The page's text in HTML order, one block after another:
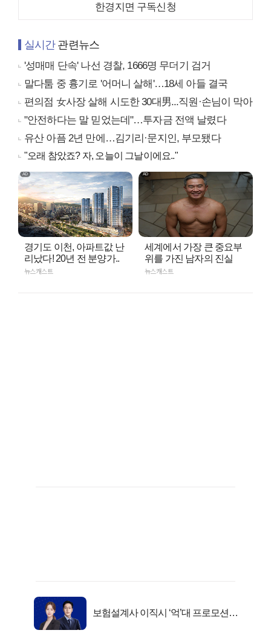
한경지면 구독신청
실시간관련뉴스
'성매매 단속' 나선 경찰, 1666명 무더기 검거
말다툼 중 흉기로 '어머니 살해'…18세 아들 결국
편의점 女사장 살해 시도한 30대男...직원·손님이 막아
"안전하다는 말 믿었는데"…투자금 전액 날렸다
유산 아픔 2년 만에…김기리·문지인, 부모됐다
"오래 참았죠? 자, 오늘이 그날이에요.."
경기도 이천, 아파트값 난
리났다! 20년 전 분양가..
뉴스캐스트
세계에서 가장 큰 중요부
위를 가진 남자의 진실
뉴스캐스트
보험설계사 이직시 ‘억’대 프로모션!